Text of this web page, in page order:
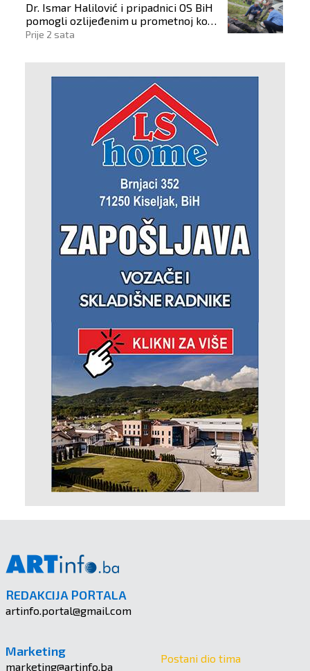
Dr. Ismar Halilović i pripadnici OS BiH
pomogli ozlijeđenim u prometnoj kod
Busovače!
Prije 2 sata
REDAKCIJA PORTALA
artinfo.portal@gmail.com
Marketing
marketing@artinfo.ba
Postani dio tima